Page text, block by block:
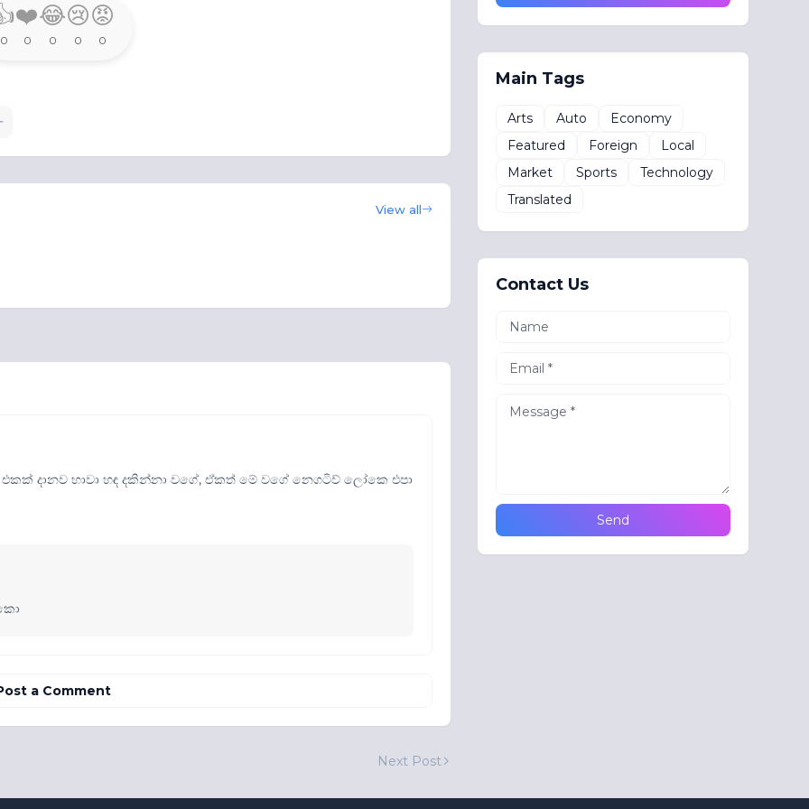
0
❤️
0
😂
0
😢
0
😡
0
View all
දානව හාවා හඳ දකින්නා වගේ, ඒකත් මේ වගේ නෙගටිව් ලෝකෙ එපා
a Comment
Next Post
Main Tags
Arts Auto
Economy
Featured
Foreign
Local
Market
Sports
Technology
Translated
Contact Us